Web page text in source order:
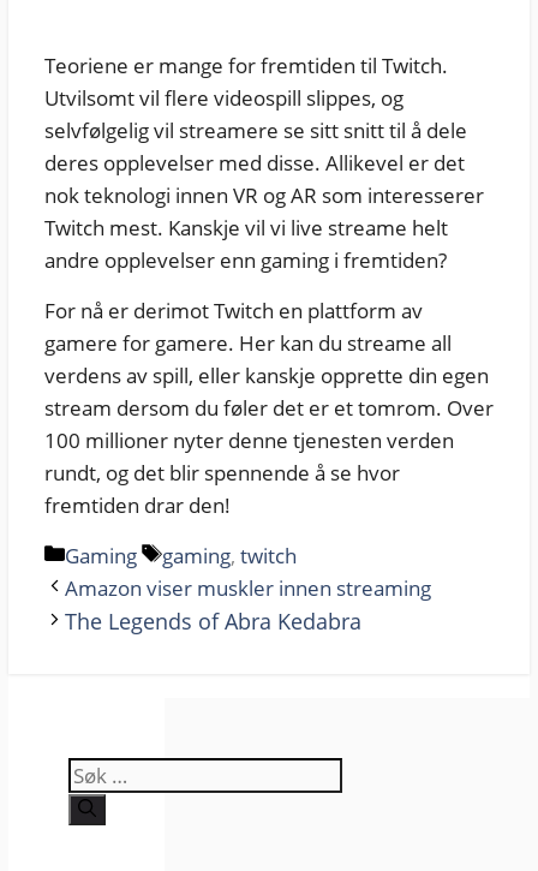
Teoriene er mange for fremtiden til Twitch.
Utvilsomt vil flere videospill slippes, og
selvfølgelig vil streamere se sitt snitt til å dele
deres opplevelser med disse. Allikevel er det
nok teknologi innen VR og AR som interesserer
Twitch mest. Kanskje vil vi live streame helt
andre opplevelser enn gaming i fremtiden?
For nå er derimot Twitch en plattform av
gamere for gamere. Her kan du streame all
verdens av spill, eller kanskje opprette din egen
stream dersom du føler det er et tomrom. Over
100 millioner nyter denne tjenesten verden
rundt, og det blir spennende å se hvor
fremtiden drar den!
Kategorier
Gaming Stikkord
gaming, twitch
Amazon viser muskler innen streaming
The Legends of Abra Kedabra
Søk
etter: